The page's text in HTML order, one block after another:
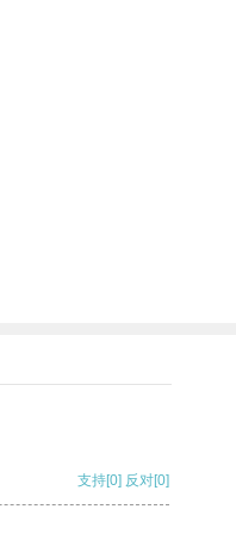
支持[0] 反对[0]